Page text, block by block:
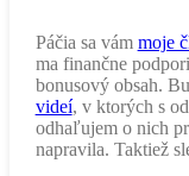
Páčia sa vám moje
ma finančne
bonusový obsah.
videí, v ktorých s
odhaľujem o nich
napravila. Taktiež